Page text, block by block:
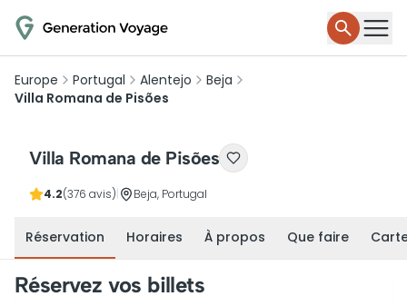
Europe Portugal Alentejo
Beja
Villa Romana de Pisões
Villa Romana de Pisões
4.2(376 avis) Beja, Portugal
Réservation Horaires À propos Que faire
Réservez vos billets